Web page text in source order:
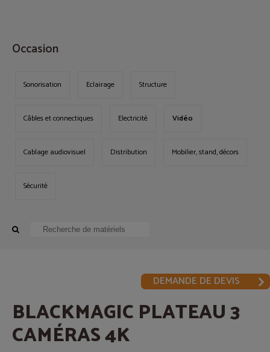
Occasion
Sonorisation Eclairage Structure
Câbles et connectiques Electricité Vidéo
Cablage audiovisuel Distribution Mobilier, stand, décors
Sécurité
DEMANDE DE DEVIS
BLACKMAGIC PLATEAU 3
CAMÉRAS 4K